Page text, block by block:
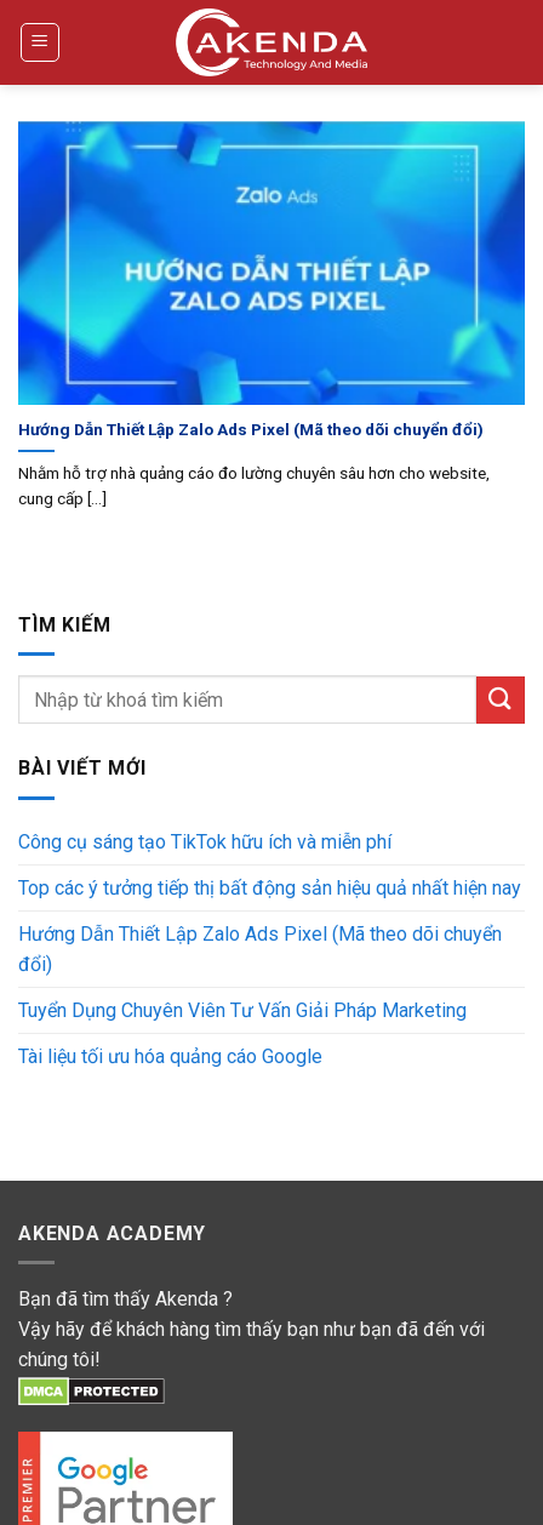
Hướng Dẫn Thiết Lập Zalo Ads Pixel (Mã theo dõi chuyển đổi)
Nhằm hỗ trợ nhà quảng cáo đo lường chuyên sâu hơn cho website,
cung cấp [...]
TÌM KIẾM
BÀI VIẾT MỚI
Công cụ sáng tạo TikTok hữu ích và miễn phí
Top các ý tưởng tiếp thị bất động sản hiệu quả nhất hiện nay
Hướng Dẫn Thiết Lập Zalo Ads Pixel (Mã theo dõi chuyển
đổi)
Tuyển Dụng Chuyên Viên Tư Vấn Giải Pháp Marketing
Tài liệu tối ưu hóa quảng cáo Google
AKENDA ACADEMY
Bạn đã tìm thấy Akenda ?
Vậy hãy để khách hàng tìm thấy bạn như bạn đã đến với
chúng tôi!